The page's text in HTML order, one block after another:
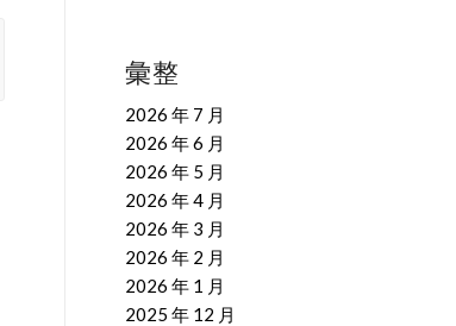
彙整
2026 年 7 月
2026 年 6 月
2026 年 5 月
2026 年 4 月
2026 年 3 月
2026 年 2 月
2026 年 1 月
2025 年 12 月